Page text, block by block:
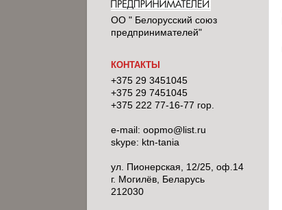
ОО " Белорусский союз
предпринимателей"
КОНТАКТЫ
+375 29 3451045
+375 29 7451045
+375 222 77-16-77 гор.
e-mail: oopmo@list.ru
skype: ktn-tania
ул. Пионерская, 12/25, оф.14
г. Могилёв, Беларусь
212030